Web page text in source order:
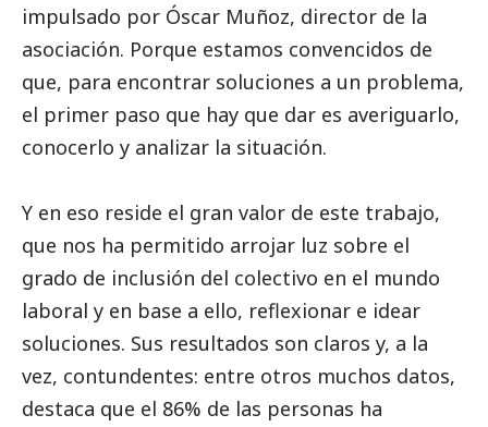
impulsado por Óscar Muñoz, director de la
asociación. Porque estamos convencidos de
que, para encontrar soluciones a un problema,
el primer paso que hay que dar es averiguarlo,
conocerlo y analizar la situación.
Y en eso reside el gran valor de este trabajo,
que nos ha permitido arrojar luz sobre el
grado de inclusión del colectivo en el mundo
laboral y en base a ello, reflexionar e idear
soluciones. Sus resultados son claros y, a la
vez, contundentes: entre otros muchos datos,
destaca que el 86% de las personas ha